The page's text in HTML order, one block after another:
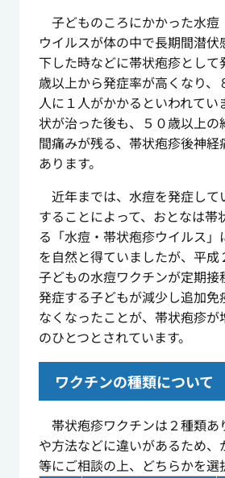
子どものころにかかった水痘
ウイルスが体の中で長期間潜
下した時などに帯状疱疹として
歳以上から発症率が高くなり、
人に１人がかかるといわれてい
状が治った後も、５０歳以上の
間痛みが残る、帯状疱疹後神
あります。
近年までは、水痘を発症して
することによって、おとなは帯
る「水痘・帯状疱疹ウイルス
を自然と得ていましたが、平成
子どもの水痘ワクチンが定期接
発症する子どもが減少し追加免
なくなったことが、帯状疱疹が
のひとつとされています。
ワクチンの種類について
帯状疱疹ワクチンは２種類あ
や方法などに違いがあるため
等にご相談の上、どちらかを選